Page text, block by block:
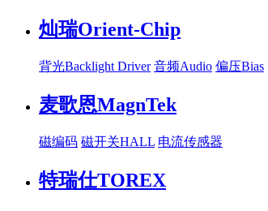
灿瑞Orient-Chip
背光Backlight Driver 音频Audio 偏压Bias
麦歌恩MagnTek
磁编码 磁开关HALL 电流传感器
特瑞仕TOREX